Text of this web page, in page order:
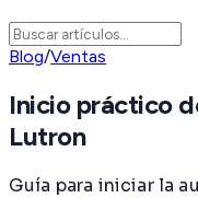
Blog/Ventas
Inicio práctico
Lutron
Guía para iniciar la